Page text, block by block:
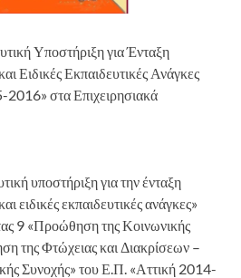
Υποστήριξη για Ένταξη
Ειδικές Εκπαιδευτικές Ανάγκες
2016» στα Επιχειρησιακά
υποστήριξη για την ένταξη
ειδικές εκπαιδευτικές ανάγκες»
9 «Προώθηση της Κοινωνικής
της Φτώχειας και Διακρίσεων –
Συνοχής» του Ε.Π. «Αττική 2014-